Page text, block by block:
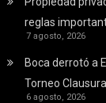
reglas
7 agosto, 2026
Boca derrotó a
Torneo
6 agosto, 2026